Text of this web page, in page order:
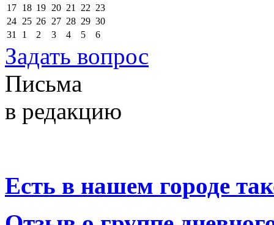
17 18 19 20 21 22 23
24 25 26 27 28 29 30
31
1 2 3 4 5 6
Задать вопрос
Письма
в редакцию
Есть в нашем городе